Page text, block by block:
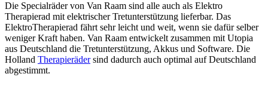
Die Specialräder von Van Raam sind alle auch als Elektro
Therapierad mit elektrischer Tretunterstützung lieferbar. Das
ElektroTherapierad fährt sehr leicht und weit, wenn sie dafür selber
weniger Kraft haben. Van Raam entwickelt zusammen mit Utopia
aus Deutschland die Tretunterstützung, Akkus und Software. Die
Holland Therapierädersind dadurch auch optimal auf Deutschland
abgestimmt.